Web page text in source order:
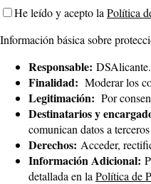
He leído y acepto la Política
Información básica sobre
Responsable:
Finalidad: Moderar los
Legitimación: Por
Destinatarios y
comunican datos a
Derechos: Acceder,
Información Adicional:
detallada en la Política de